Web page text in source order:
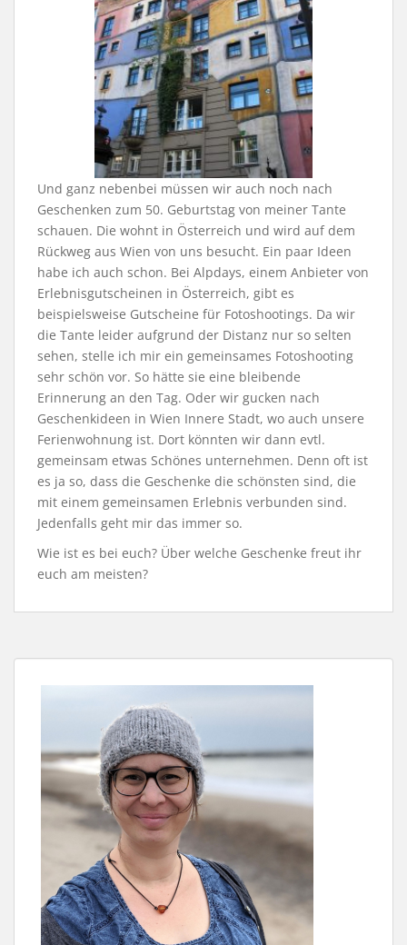
Und ganz nebenbei müssen wir auch noch nach
Geschenken zum 50. Geburtstag von meiner Tante
schauen. Die wohnt in Österreich und wird auf dem
Rückweg aus Wien von uns besucht. Ein paar Ideen
habe ich auch schon. Bei Alpdays, einem Anbieter von
Erlebnisgutscheinen in Österreich, gibt es
beispielsweise Gutscheine für Fotoshootings. Da wir
die Tante leider aufgrund der Distanz nur so selten
sehen, stelle ich mir ein gemeinsames Fotoshooting
sehr schön vor. So hätte sie eine bleibende
Erinnerung an den Tag. Oder wir gucken nach
Geschenkideen in Wien Innere Stadt, wo auch unsere
Ferienwohnung ist. Dort könnten wir dann evtl.
gemeinsam etwas Schönes unternehmen. Denn oft ist
es ja so, dass die Geschenke die schönsten sind, die
mit einem gemeinsamen Erlebnis verbunden sind.
Jedenfalls geht mir das immer so.
Wie ist es bei euch? Über welche Geschenke freut ihr
euch am meisten?